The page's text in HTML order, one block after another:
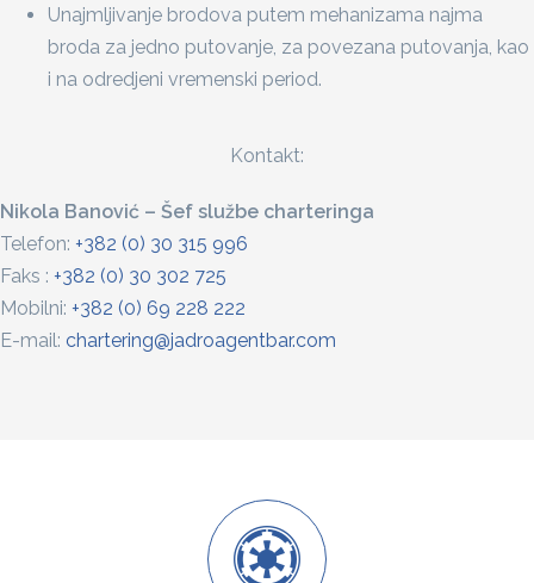
Unajmljivanje brodova putem mehanizama najma
broda za jedno putovanje, za povezana putovanja, kao
i na odredjeni vremenski period.
Kontakt:
Nikola Banović – Šef službe charteringa
Telefon: +382 (0) 30 315 996
Faks : +382 (0) 30 302 725
Mobilni: +382 (0) 69 228 222
E-mail: chartering@jadroagentbar.com